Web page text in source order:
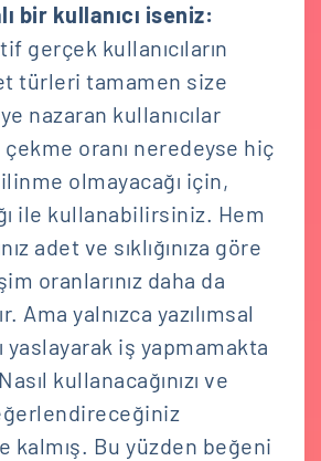
bir kullanıcı iseniz:
gerçek kullanıcıların
türleri tamamen size
nazaran kullanıcılar
oranı neredeyse hiç
olmayacağı için,
ile kullanabilirsiniz. Hem
adet ve sıklığınıza göre
oranlarınız daha da
Ama yalnızca yazılımsal
yaslayarak iş yapmamakta
kullanacağınızı ve
kalmış. Bu yüzden beğeni